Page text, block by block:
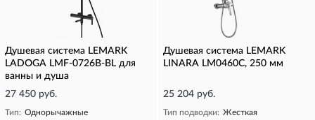
Душевая система LEMARK
LADOGA LMF-0726B-BL для
ванны и душа
27 450 руб.
Тип: Однорычажные
Душевая система LEMARK
LINARA LM0460C, 250 мм
25 204 руб.
Тип подводки: Жесткая